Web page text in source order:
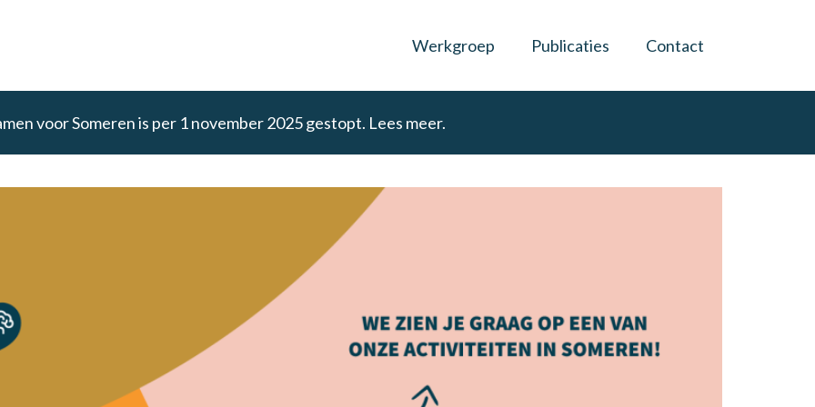
Werkgroep Publicaties Contact
voor Someren is per 1 november 2025 gestopt. Lees meer.